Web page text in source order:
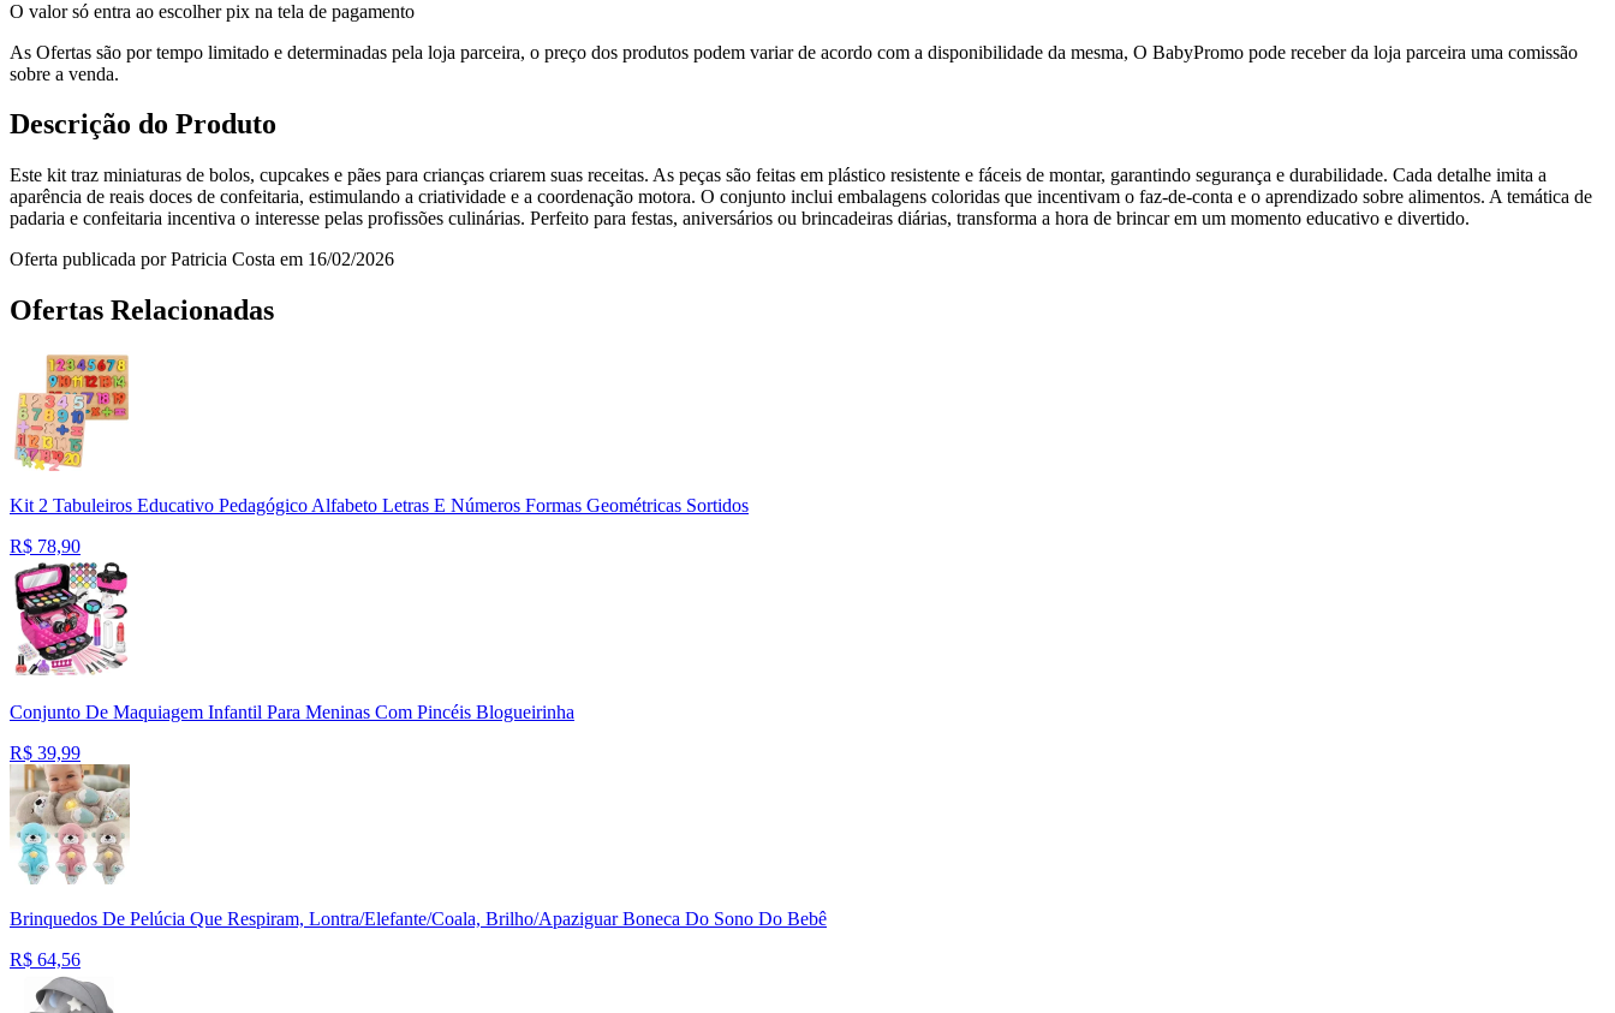
O valor só entra ao escolher pix na tela de pagamento
As Ofertas são por tempo limitado e determinadas pela loja parceira, o preço dos produtos podem variar de acordo com a disponibilidade da mesma, O BabyPromo pode receber da loja parceira uma comissão
sobre a venda.
Descrição do Produto
Este kit traz miniaturas de bolos, cupcakes e pães para crianças criarem suas receitas. As peças são feitas em plástico resistente e fáceis de montar, garantindo segurança e durabilidade. Cada detalhe imita a
aparência de reais doces de confeitaria, estimulando a criatividade e a coordenação motora. O conjunto inclui embalagens coloridas que incentivam o faz‑de‑conta e o aprendizado sobre alimentos. A temática de
padaria e confeitaria incentiva o interesse pelas profissões culinárias. Perfeito para festas, aniversários ou brincadeiras diárias, transforma a hora de brincar em um momento educativo e divertido.
Oferta publicada por Patricia Costa em 16/02/2026
Ofertas Relacionadas
Kit 2 Tabuleiros Educativo Pedagógico Alfabeto Letras E Números Formas Geométricas Sortidos
R$ 78,90
Conjunto De Maquiagem Infantil Para Meninas Com Pincéis Blogueirinha
R$ 39,99
Brinquedos De Pelúcia Que Respiram, Lontra/Elefante/Coala, Brilho/Apaziguar Boneca Do Sono Do Bebê
R$ 64,56